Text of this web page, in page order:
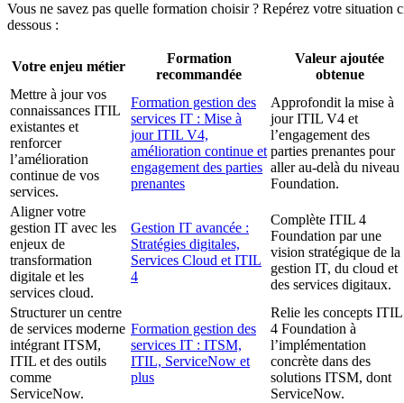
Vous ne savez pas quelle formation choisir ? Repérez votre situation
dessous :
Votre enjeu métier
Formation
recommandée
Valeur ajoutée
obtenue
Mettre à jour vos
connaissances ITIL
existantes et
renforcer
l’amélioration
continue de vos
services.
Formation gestion des
services IT : Mise à
jour ITIL V4,
amélioration continue et
engagement des parties
prenantes
Approfondit la mise à
jour ITIL V4 et
l’engagement des
parties prenantes pour
aller au-delà du niveau
Foundation.
Aligner votre
gestion IT avec les
enjeux de
transformation
digitale et les
services cloud.
Gestion IT avancée :
Stratégies digitales,
Services Cloud et ITIL
4
Complète ITIL 4
Foundation par une
vision stratégique de la
gestion IT, du cloud et
des services digitaux.
Structurer un centre
de services moderne
intégrant ITSM,
ITIL et des outils
comme
ServiceNow.
Formation gestion des
services IT : ITSM,
ITIL, ServiceNow et
plus
Relie les concepts ITIL
4 Foundation à
l’implémentation
concrète dans des
solutions ITSM, dont
ServiceNow.